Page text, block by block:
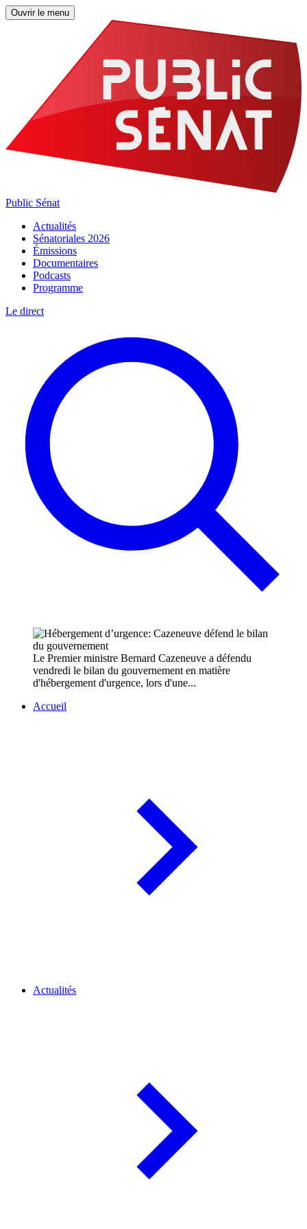
Ouvrir le menu
Public Sénat
Actualités
Sénatoriales 2026
Émissions
Documentaires
Podcasts
Programme
Le direct
Le Premier ministre Bernard Cazeneuve a défendu
vendredi le bilan du gouvernement en matière
d'hébergement d'urgence, lors d'une...
Accueil
Actualités